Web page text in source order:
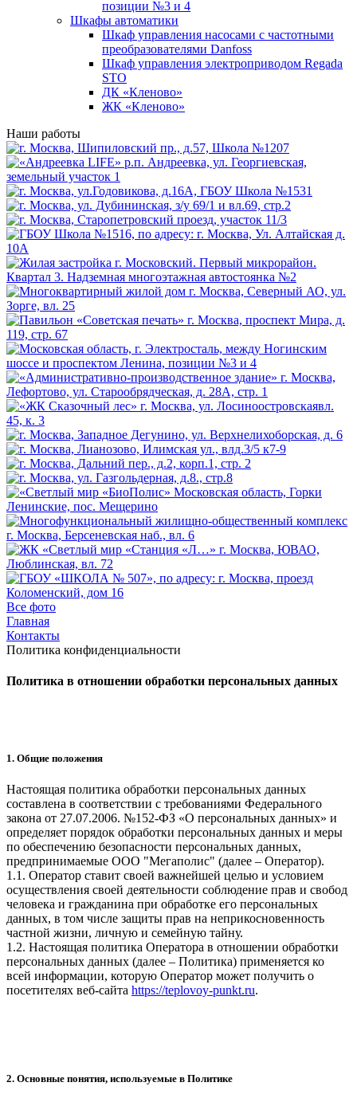
позиции №3 и 4
Шкафы автоматики
Шкаф управления насосами с частотными
преобразователями Danfoss
Шкаф управления электроприводом Regada
STO
ДК «Кленово»
ЖК «Кленово»
Наши работы
Все фото
Главная
Контакты
Политика конфиденциальности
Политика в отношении обработки персональных данных
1. Общие положения
Настоящая политика обработки персональных данных
составлена в соответствии с требованиями Федерального
закона от 27.07.2006. №152-ФЗ «О персональных данных» и
определяет порядок обработки персональных данных и меры
по обеспечению безопасности персональных данных,
предпринимаемые ООО "Мегаполис" (далее – Оператор).
1.1. Оператор ставит своей важнейшей целью и условием
осуществления своей деятельности соблюдение прав и свобод
человека и гражданина при обработке его персональных
данных, в том числе защиты прав на неприкосновенность
частной жизни, личную и семейную тайну.
1.2. Настоящая политика Оператора в отношении обработки
персональных данных (далее – Политика) применяется ко
всей информации, которую Оператор может получить о
посетителях веб-сайта https://teplovoy-punkt.ru.
2. Основные понятия, используемые в Политике